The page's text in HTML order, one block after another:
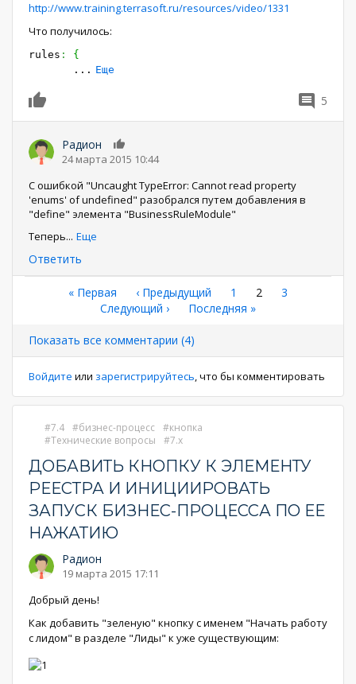
http://www.training.terrasoft.ru/resources/video/1331
Что получилось:
rules :
{
... Еще
5
Радион
24 марта 2015 10:44
С ошибкой "Uncaught TypeError: Cannot read property
'enums' of undefined" разобрался путем добавления в
"define" элемента "BusinessRuleModule"
Теперь... Еще
Ответить
Нумерация
страниц
Первая
страница
« Первая ←
‹ Предыдущий Страница
1
Текущая
2 Страница
3
Следующая
Следующий ›
Последняя
Последняя »
Показать все комментарии (4)
Войдите или зарегистрируйтесь, что бы комментировать
7.4 бизнес-процесс
кнопка
Технические вопросы
7.x
ДОБАВИТЬ КНОПКУ К ЭЛЕМЕНТУ
РЕЕСТРА И ИНИЦИИРОВАТЬ
ЗАПУСК БИЗНЕС-ПРОЦЕССА ПО ЕЕ
НАЖАТИЮ
Радион
19 марта 2015 17:11
Добрый день!
Как добавить "зеленую" кнопку c именем "Начать работу
с лидом" в разделе "Лиды" к уже существующим: